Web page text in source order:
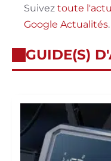
Suivez toute
Google Actualités.
GUIDE(S)